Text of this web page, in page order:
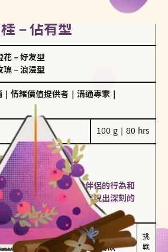
－佔有型
花 － 好友型
瑰 － 浪漫型
情緒價值提供者 溝通專家
100 g｜80 hrs
佔有型
胡椒、肉桂
強烈的保護欲，對於伴侶的行為和
容易吃醋。在關係中展現出深刻的
，但也可能讓人感到窒息。
係
度
嫉妒心較強
可能出現控制欲
挑
戰